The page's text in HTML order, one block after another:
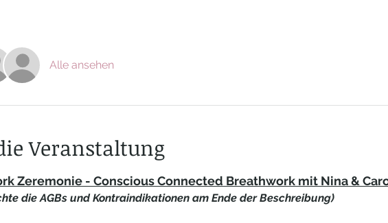
Alle ansehen
Veranstaltung
Zeremonie - Conscious Connected Breathwork mit Nina &
die AGBs und Kontraindikationen am Ende der Beschreibung)